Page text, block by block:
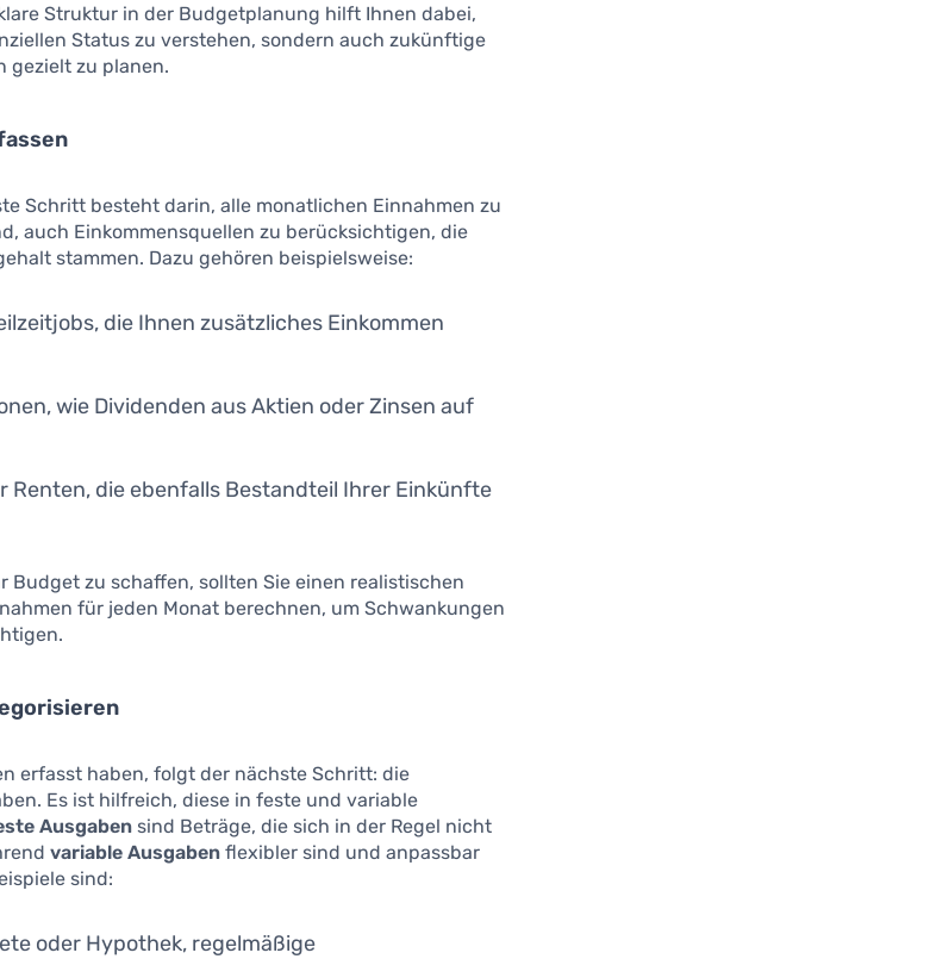
Struktur in der Budgetplanung hilft Ihnen dabei,
Status zu verstehen, sondern auch zukünftige
gezielt zu planen.
Schritt besteht darin, alle monatlichen Einnahmen zu
auch Einkommensquellen zu berücksichtigen, die
stammen. Dazu gehören beispielsweise:
die Ihnen zusätzliches Einkommen
wie Dividenden aus Aktien oder Zinsen auf
Renten, die ebenfalls Bestandteil Ihrer Einkünfte
Budget zu schaffen, sollten Sie einen realistischen
für jeden Monat berechnen, um Schwankungen
erfasst haben, folgt der nächste Schritt: die
Es ist hilfreich, diese in feste und variable
Ausgaben sind Beträge, die sich in der Regel nicht
variable Ausgaben flexibler sind und anpassbar
sind:
oder Hypothek, regelmäßige